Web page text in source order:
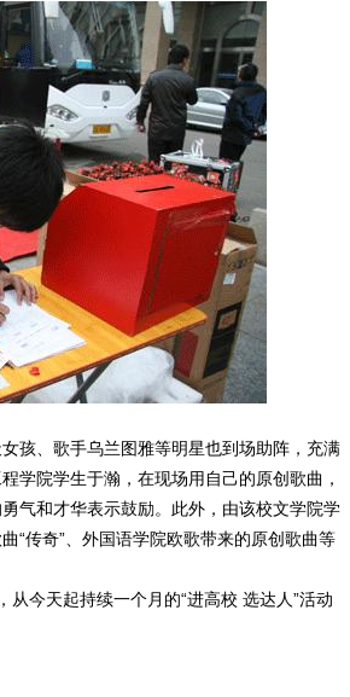
、歌手乌兰图雅等明星也到场助阵，充满
学院学生于瀚，在现场用自己的原创歌曲，
气和才华表示鼓励。此外，由该校文学院学
“传奇”、外国语学院欧歌带来的原创歌曲等
今天起持续一个月的“进高校 选达人”活动